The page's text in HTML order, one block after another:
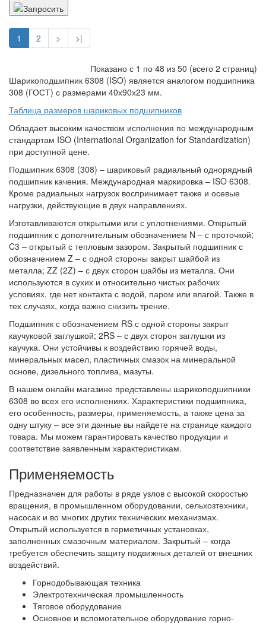
1 2 > >|
Показано с 1 по 48 из 50 (всего 2 страниц)
Шарикоподшипник 6308 (ISO) является аналогом подшипника
308 (ГОСТ) с размерами 40х90х23 мм.
Таблица размеров шариковых подшипников
Обладает высоким качеством исполнения по международным
стандартам ISO (International Organization for Standardization)
при доступной цене.
Подшипник 6308 (308) – шариковый радиальный однорядный
подшипник качения. Международная маркировка – ISO 6308.
Кроме радиальных нагрузок воспринимает также и осевые
нагрузки, действующие в двух направлениях.
Изготавливаются открытыми или с уплотнениями. Открытый
подшипник с дополнительным обозначением N – с проточкой;
C3 – открытый с тепловым зазором. Закрытый подшипник с
обозначением Z – с одной стороны закрыт шайбой из
металла; ZZ (2Z) – с двух сторон шайбы из металла. Они
используются в сухих и относительно чистых рабочих
условиях, где нет контакта с водой, паром или влагой. Также в
тех случаях, когда важно снизить трение.
Подшипник с обозначением RS с одной стороны закрыт
каучуковой заглушкой; 2RS – с двух сторон заглушки из
каучука. Они устойчивы к воздействию горячей воды,
минеральных масел, пластичных смазок на минеральной
основе, дизельного топлива, мазуты.
В нашем онлайн магазине представлены шарикоподшипники
6308 во всех его исполнениях. Характеристики подшипника,
его особенность, размеры, применяемость, а также цена за
одну штуку – все эти данные вы найдете на странице каждого
товара. Мы можем гарантировать качество продукции и
соответствие заявленным характеристикам.
Применяемость
Предназначен для работы в ряде узлов с высокой скоростью
вращения, в промышленном оборудовании, сельхозтехники,
насосах и во многих других технических механизмах.
Открытый используется в герметичных установках,
заполненных смазочным материалом. Закрытый – когда
требуется обеспечить защиту подвижных деталей от внешних
воздействий.
Горнодобывающая техника
Электротехническая промышленность
Тяговое оборудование
Основное и вспомогательное оборудование горно-